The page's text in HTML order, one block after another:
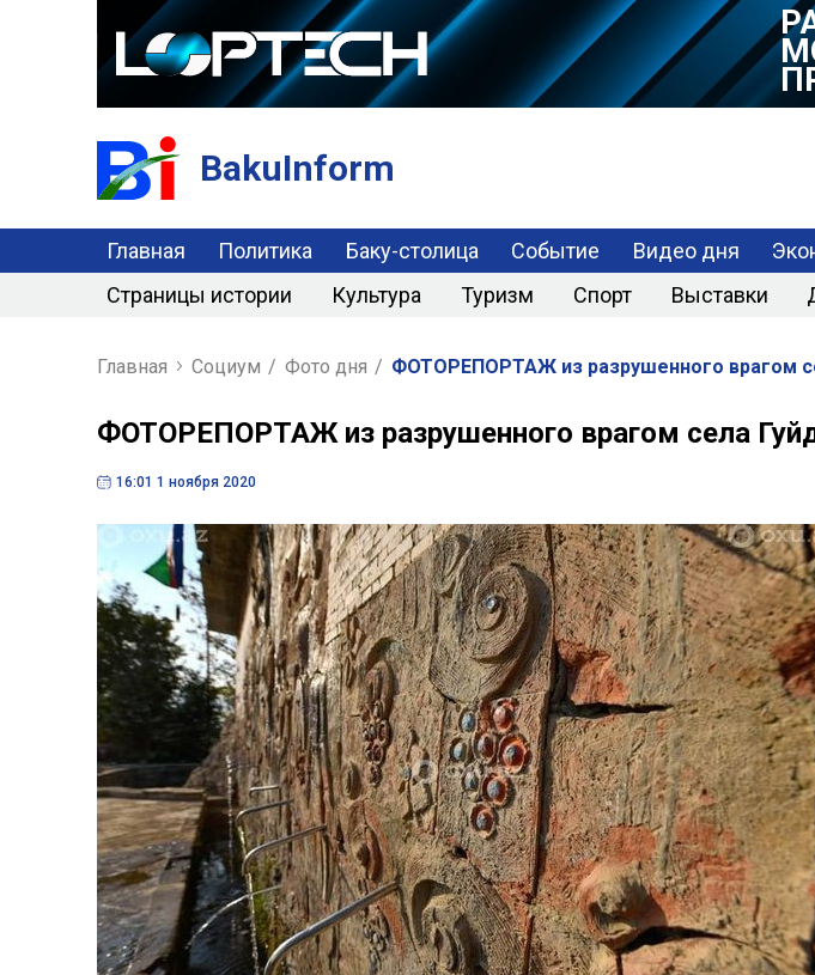
BakuInform
Главная Политика Баку-столица Событие Видео дня
Страницы истории
Культура Туризм Спорт Выставки
Главная Социум / Фото дня / ФОТОРЕПОРТАЖ из разрушенного врагом
ФОТОРЕПОРТАЖ из разрушенного врагом села
16:01 1 ноября 2020